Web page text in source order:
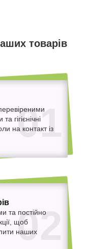
товарів
01
гігієнічні
на контакт із
02
та постійно
щоб
наших